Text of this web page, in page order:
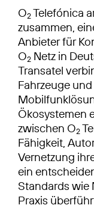
O2Telefónica
zusammen,
Anbieter für
O2 Netz in
Transatel
Fahrzeuge
Ökosystemen
zwischen O2
Fähigkeit,
Vernetzung
ein
Standards wie
Praxis